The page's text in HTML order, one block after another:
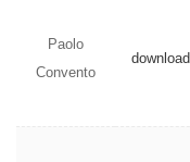
Paolo
Convento
download